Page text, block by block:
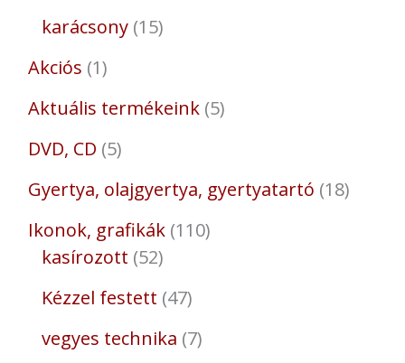
karácsony 15
Akciós 1
Aktuális termékeink 5
DVD, CD 5
Gyertya, olajgyertya, gyertyatartó 18
Ikonok, grafikák 110
kasírozott 52
Kézzel festett 47
vegyes technika 7